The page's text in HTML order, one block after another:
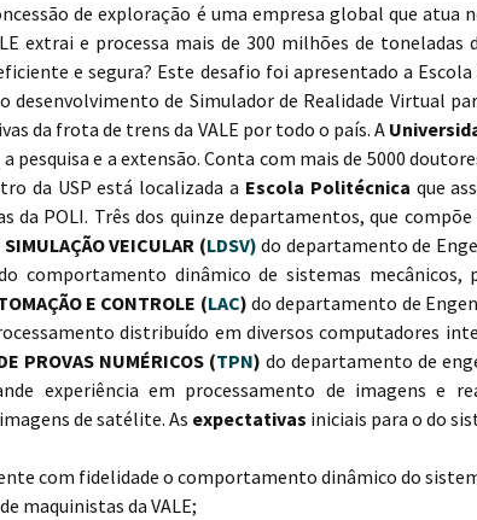
de exploração é uma empresa global que
extrai e processa mais de 300 milhões de
e segura? Este desafio foi apresentado a Escola
desenvolvimento de Simulador de Realidade Virtual
da frota de trens da VALE por todo o país. A
e a extensão. Conta com mais de 5000
da USP está localizada a Escola Politécnica que
da POLI. Três dos quinze departamentos, que
VEICULAR (LDSV)do departamento de
comportamento dinâmico de sistemas mecânicos,
E CONTROLE (LAC) do departamento de
distribuído em diversos computadores
PROVAS NUMÉRICOS (TPN) do departamento de
experiência em processamento de imagens e
de satélite. As expectativas iniciais para o do
com fidelidade o comportamento dinâmico do
maquinistas da VALE;